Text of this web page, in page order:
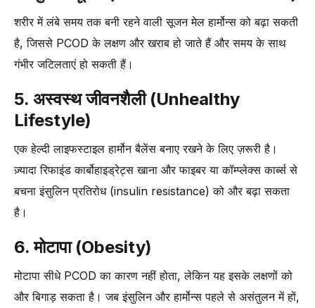
शरीर में लंबे समय तक बनी रहने वाली सूजन मेल हार्मोन्स को बढ़ा सकती
है, जिससे PCOD के लक्षण और खराब हो जाते हैं और समय के साथ
गंभीर जटिलताएं हो सकती हैं।
5. अस्वस्थ जीवनशैली (Unhealthy
Lifestyle)
एक हेल्दी लाइफस्टाइल हार्मोन बैलेंस बनाए रखने के लिए ज़रूरी है।
ज़्यादा रिफाइंड कार्बोहाइड्रेट्स खाना और फाइबर या कॉम्प्लेक्स कार्ब्स से
बचना इंसुलिन प्रतिरोध (insulin resistance) को और बढ़ा सकता
है।
6. मोटापा (Obesity)
मोटापा सीधे PCOD का कारण नहीं होता, लेकिन यह इसके लक्षणों को
और बिगाड़ सकता है। जब इंसुलिन और हार्मोन्स पहले से असंतुलन में हों,